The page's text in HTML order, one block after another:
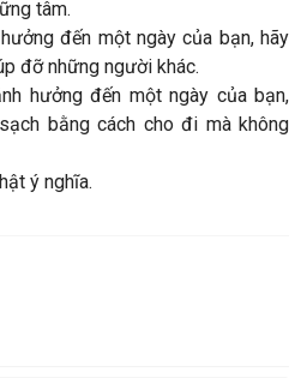
tâm.
đến một ngày của bạn, hãy
đỡ những người khác.
hưởng đến một ngày của bạn,
bằng cách cho đi mà không
ý nghĩa.